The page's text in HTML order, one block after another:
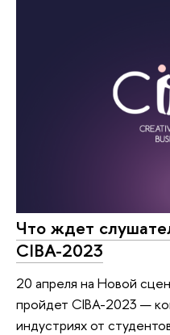
Что ждет
CIBA-2023
20 апреля на Новой
пройдет CIBA-2023 —
индустриях от